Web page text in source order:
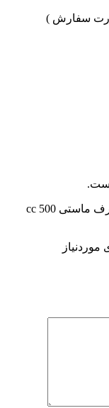
سفارش )
اولین کسی باشید که دیدگاهی می نویسد “ظرف ماستی 500 cc